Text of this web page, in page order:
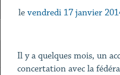
le vendredi 17 janvier
Il y a quelques mois, un
concertation avec la